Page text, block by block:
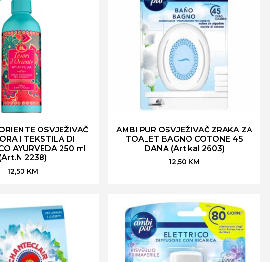
OSVJEŽIVAČ
I TEKSTILA DI
AYURVEDA 250 ml
(Art.N 2238)
12,50 KM
AMBI PUR OSVJEŽIVAČ ZRAKA ZA
TOALET BAGNO COTONE 45
DANA (Artikal 2603)
12,50 KM